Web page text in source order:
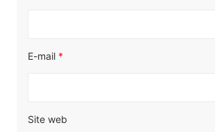
E-mail *
Site web